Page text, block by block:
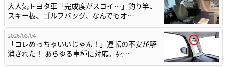
大人気トヨタ車「完成度がスゴイ…」釣り竿、
スキー板、ゴルフバッグ、なんでもオ…
2026/08/04
「コレめっちゃいいじゃん！」運転の不安が解
消された！ あらゆる車種に対応。死…